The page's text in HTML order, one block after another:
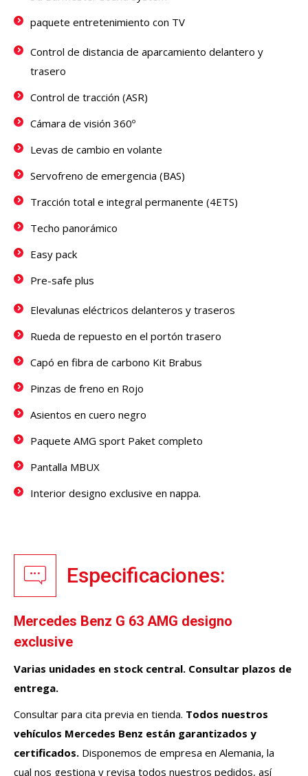
paquete entretenimiento con TV
Control de distancia de aparcamiento delantero y
trasero
Control de tracción (ASR)
Cámara de visión 360º
Levas de cambio en volante
Servofreno de emergencia (BAS)
Tracción total e integral permanente (4ETS)
Techo panorámico
Easy pack
Pre-safe plus
Elevalunas eléctricos delanteros y traseros
Rueda de repuesto en el portón trasero
Capó en fibra de carbono Kit Brabus
Pinzas de freno en Rojo
Asientos en cuero negro
Paquete AMG sport Paket completo
Pantalla MBUX
Interior designo exclusive en nappa.
Especificaciones:
Mercedes Benz G 63 AMG designo
exclusive
Varias unidades en stock central. Consultar plazos de
entrega.
Consultar para cita previa en tienda. Todos nuestros
vehículos Mercedes Benz están garantizados y
certificados. Disponemos de empresa en Alemania, la
cual nos gestiona y revisa todos nuestros pedidos, así